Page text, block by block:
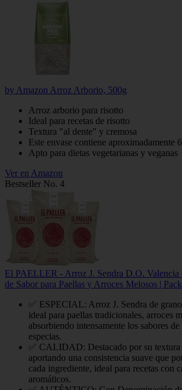
by Amazon Arroz Arborio, 500g
Arroz arborio para risotto
Ideal para recetas de risotto
Textura "al dente" y cremosa
Este envase contiene aproximadamente
Apto para dietas vegetarianas y veganas
Ver en Amazon
Bestseller No. 4
El PAELLER - Arroz J. Sendra D.O.
de Sabor para Paellas y Arroces Melosos |
✅ ESPECIAL: Arroz J. Sendra de
ideal para paellas tradicionales, arroces
absorbiendo intensamente los sabores
especias.
✅ CALIDAD: Destacado por su textura
aportando una consistencia suave que
cada ingrediente, ideal para recetas con
aromáticos.